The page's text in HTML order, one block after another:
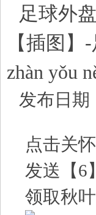
足球外
【插图
zhàn yǒu
发布日期
点击关
发送【6】
领取秋